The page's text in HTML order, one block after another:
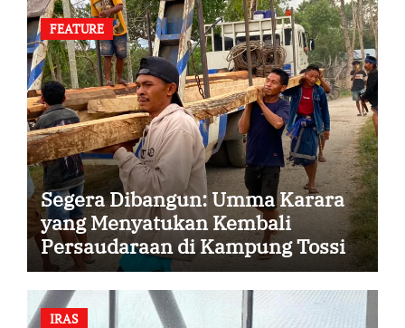
FEATURE
Segera Dibangun: Umma Karara
yang Menyatukan Kembali
Persaudaraan di Kampung Tossi
IRAS